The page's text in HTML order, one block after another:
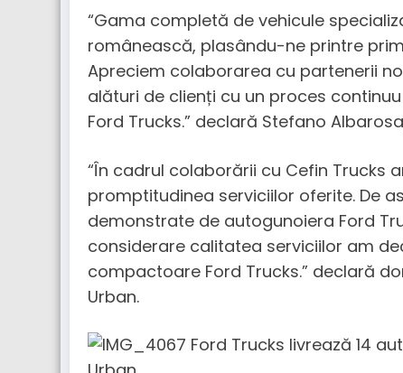
“Gama completă de vehicule
românească, plasându-ne printre
Apreciem colaborarea cu partenerii
alături de clienți cu un proces
Ford Trucks.” declară Stefano
“În cadrul colaborării cu Cefin Trucks
promptitudinea serviciilor oferite. De
demonstrate de autogunoiera Ford
considerare calitatea serviciilor am
compactoare Ford Trucks.” declară
Urban.